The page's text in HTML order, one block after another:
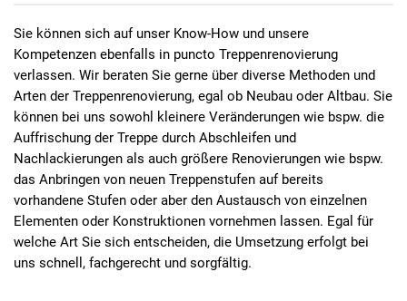
Sie können sich auf unser Know-How und unsere
Kompetenzen ebenfalls in puncto Treppenrenovierung
verlassen. Wir beraten Sie gerne über diverse Methoden und
Arten der Treppenrenovierung, egal ob Neubau oder Altbau. Sie
können bei uns sowohl kleinere Veränderungen wie bspw. die
Auffrischung der Treppe durch Abschleifen und
Nachlackierungen als auch größere Renovierungen wie bspw.
das Anbringen von neuen Treppenstufen auf bereits
vorhandene Stufen oder aber den Austausch von einzelnen
Elementen oder Konstruktionen vornehmen lassen. Egal für
welche Art Sie sich entscheiden, die Umsetzung erfolgt bei
uns schnell, fachgerecht und sorgfältig.